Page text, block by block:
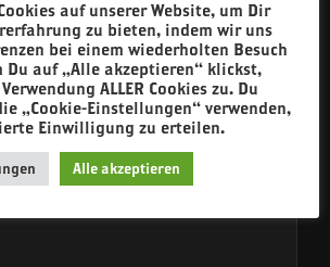
auf unserer Website, um Dir
zu bieten, indem wir uns
bei einem wiederholten Besuch
Du auf „Alle akzeptieren“ klickst,
ALLER Cookies zu. Du
„Cookie-Einstellungen“ verwenden,
Einwilligung zu erteilen.
Alle akzeptieren